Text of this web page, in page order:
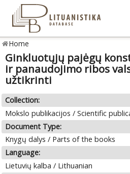
Home
Ginkluotųjų pajėgų
ir panaudojimo ribos
užtikrinti
Collection:
Mokslo publikacijos / Scientific
Document Type:
Knygų dalys / Parts of the books
Language:
Lietuvių kalba / Lithuanian